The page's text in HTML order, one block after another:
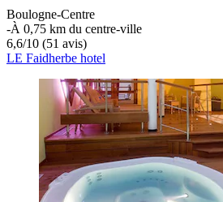
Boulogne-Centre
‐À 0,75 km du centre-ville
6,6/10 (51 avis)
LE Faidherbe hotel